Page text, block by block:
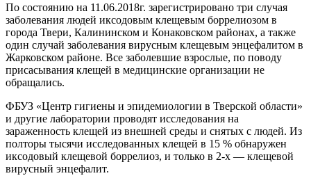
По состоянию на 11.06.2018г. зарегистрировано три случая
заболевания людей иксодовым клещевым боррелиозом в
города Твери, Калининском и Конаковском районах, а также
один случай заболевания вирусным клещевым энцефалитом в
Жарковском районе. Все заболевшие взрослые, по поводу
присасывания клещей в медицинские организации не
обращались.
ФБУЗ «Центр гигиены и эпидемиологии в Тверской области»
и другие лаборатории проводят исследования на
зараженность клещей из внешней среды и снятых с людей. Из
полторы тысячи исследованных клещей в 15 % обнаружен
иксодовый клещевой боррелиоз, и только в 2-х — клещевой
вирусный энцефалит.